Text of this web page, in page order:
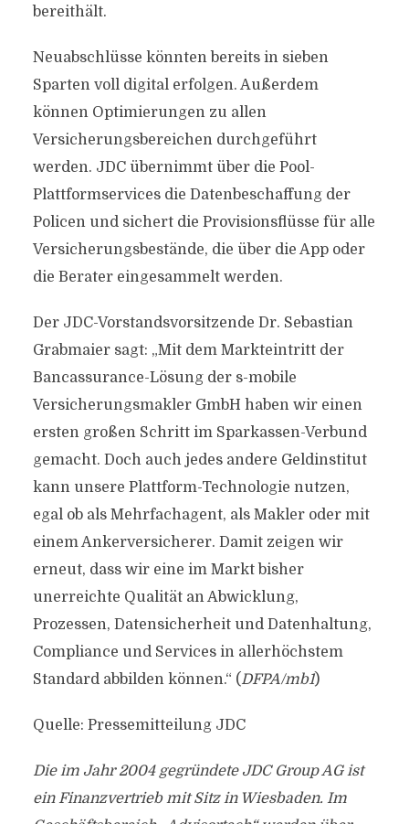
bereithält.
Neuabschlüsse könnten bereits in sieben
Sparten voll digital erfolgen. Außerdem
können Optimierungen zu allen
Versicherungsbereichen durchgeführt
werden. JDC übernimmt über die Pool-
Plattformservices die Datenbeschaffung der
Policen und sichert die Provisionsflüsse für alle
Versicherungsbestände, die über die App oder
die Berater eingesammelt werden.
Der JDC-Vorstandsvorsitzende Dr. Sebastian
Grabmaier sagt: „Mit dem Markteintritt der
Bancassurance-Lösung der s-mobile
Versicherungsmakler GmbH haben wir einen
ersten großen Schritt im Sparkassen-Verbund
gemacht. Doch auch jedes andere Geldinstitut
kann unsere Plattform-Technologie nutzen,
egal ob als Mehrfachagent, als Makler oder mit
einem Ankerversicherer. Damit zeigen wir
erneut, dass wir eine im Markt bisher
unerreichte Qualität an Abwicklung,
Prozessen, Datensicherheit und Datenhaltung,
Compliance und Services in allerhöchstem
Standard abbilden können.“ (DFPA/mb1)
Quelle: Pressemitteilung JDC
Die im Jahr 2004 gegründete JDC Group AG ist
ein Finanzvertrieb mit Sitz in Wiesbaden. Im